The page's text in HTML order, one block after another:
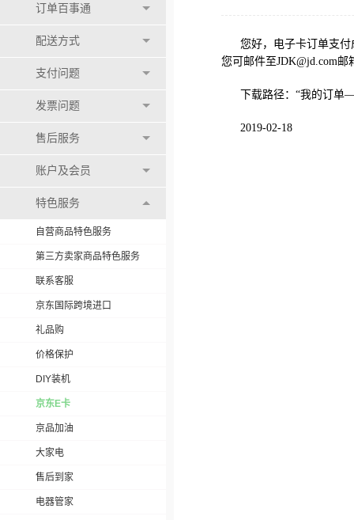
订单百事通
配送方式
支付问题
发票问题
售后服务
账户及会员
特色服务
自营商品特色服务
第三方卖家商品特色服务
联系客服
京东国际跨境进口
礼品购
价格保护
DIY装机
京东E卡
京品加油
大家电
售后到家
电器管家
您好，电子卡订单支
您可邮件至JDK@jd.com邮
下载路径：“我的订
2019-02-18